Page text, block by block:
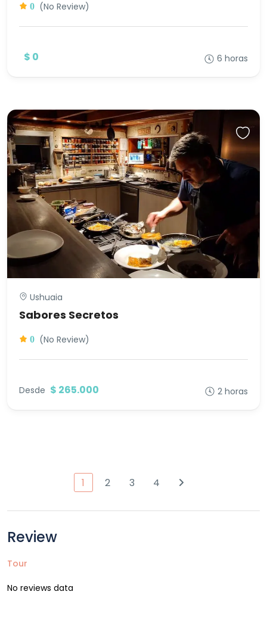
0 (No Review)
$ 0 6 horas
Ushuaia
Sabores Secretos
0 (No Review)
Desde $ 265.000 2 horas
1 2 3 4
Review
Tour
No reviews data